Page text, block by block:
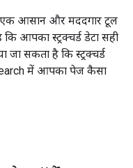
एक आसान और मददगार टूल
आपका स्ट्रक्चर्ड डेटा सही
जा सकता है कि स्ट्रक्चर्ड
में आपका पेज कैसा